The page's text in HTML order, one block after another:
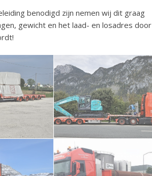
benodigd zijn nemen wij dit graag
gewicht en het laad- en losadres door